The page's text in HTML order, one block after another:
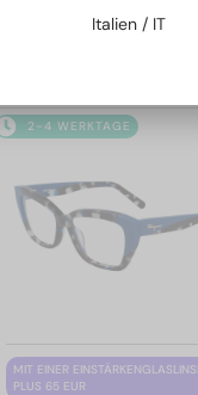
2-4 WERKTAGE
MIT EINER
PLUS 65 EUR
Italien / IT